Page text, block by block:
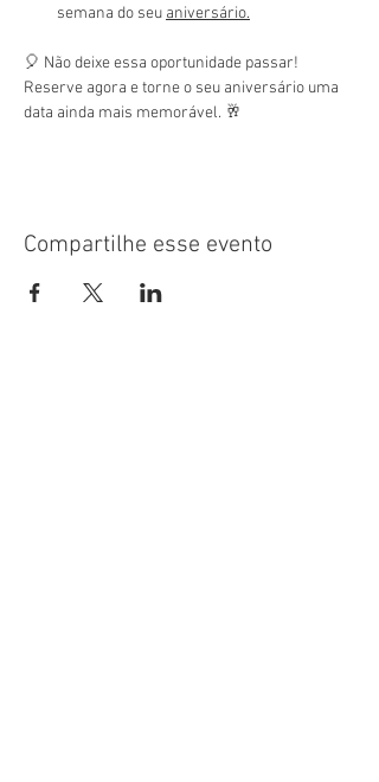
semana do seu aniversário.
🎈 Não deixe essa oportunidade passar!
Reserve agora e torne o seu aniversário uma
data ainda mais memorável. 🥂
Compartilhe esse evento